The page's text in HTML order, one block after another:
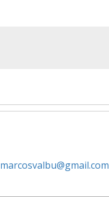
marcosvalbu@gmail.com